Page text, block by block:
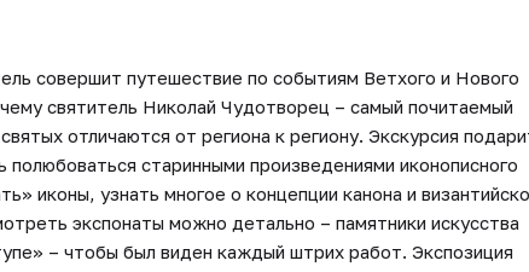
совершит путешествие по событиям Ветхого и Нового
святитель Николай Чудотворец – самый почитаемый
отличаются от региона к региону. Экскурсия
старинными произведениями иконописного
иконы, узнать многое о концепции канона и
экспонаты можно детально – памятники искусства
– чтобы был виден каждый штрих работ. Экспозиция